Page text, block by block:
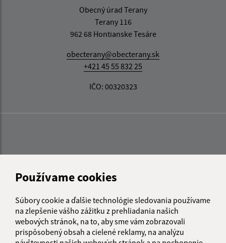
Používame cookies
Súbory cookie a ďalšie technológie sledovania používame
na zlepšenie vášho zážitku z prehliadania našich
webových stránok, na to, aby sme vám zobrazovali
prispôsobený obsah a cielené reklamy, na analýzu
Obecný úrad Terany
Terany 116
962 68 Hontianske Tesáre
obecterany@obecterany.sk
+421 45 55 832 25
IČO: 00320323